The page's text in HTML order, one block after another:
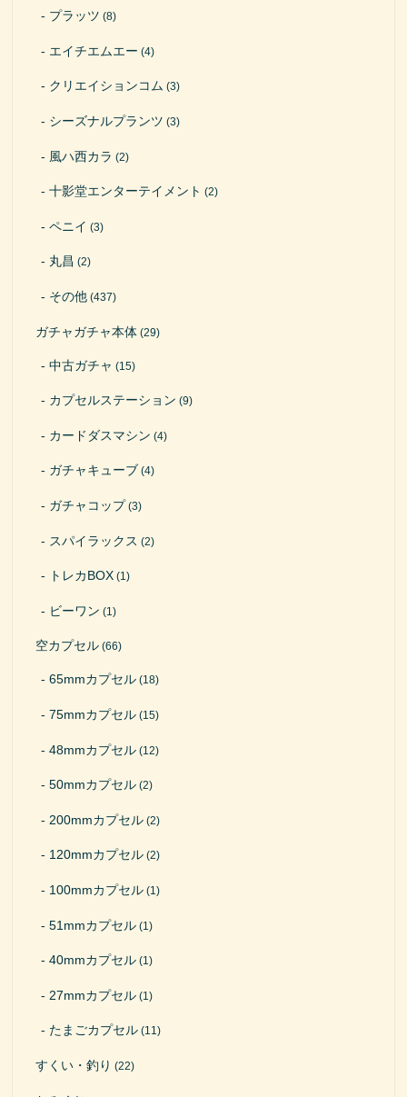
プラッツ (8)
エイチエムエー (4)
クリエイションコム (3)
シーズナルプランツ (3)
風ハ西カラ (2)
十影堂エンターテイメント (2)
ペニイ (3)
丸昌 (2)
その他 (437)
ガチャガチャ本体 (29)
中古ガチャ (15)
カプセルステーション (9)
カードダスマシン (4)
ガチャキューブ (4)
ガチャコップ(3)
スパイラックス (2)
トレカBOX (1)
ビーワン (1)
空カプセル (66)
65mmカプセル (18)
75mmカプセル (15)
48mmカプセル (12)
50mmカプセル (2)
200mmカプセル (2)
120mmカプセル (2)
100mmカプセル (1)
51mmカプセル (1)
40mmカプセル (1)
27mmカプセル (1)
たまごカプセル (11)
すくい・釣り (22)